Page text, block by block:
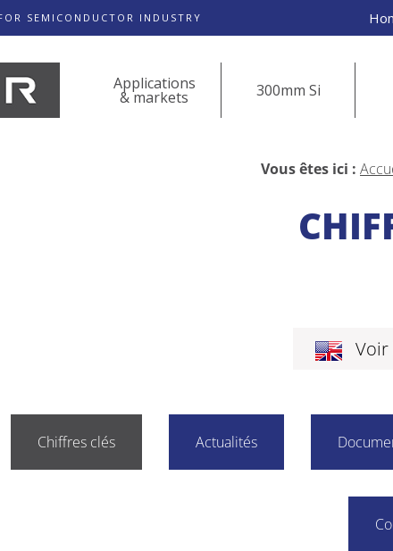
SEMICONDUCTOR INDUSTRY
Applications
& markets 300mm Si
Vous êtes ici :
Voir
Chiffres clés Actualités